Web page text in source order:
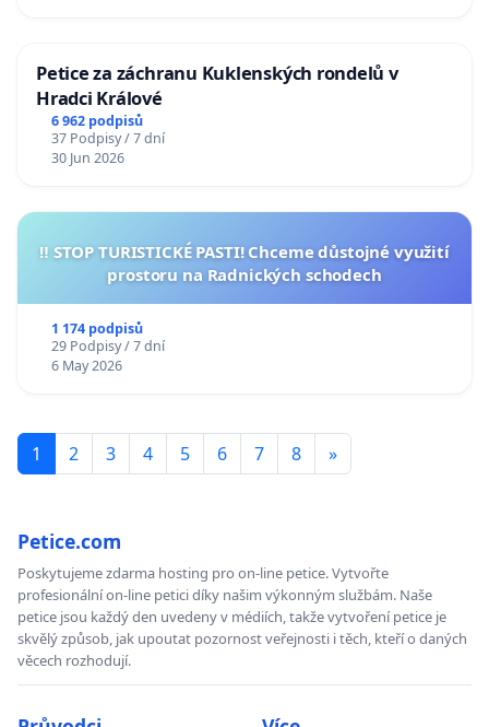
Petice za záchranu Kuklenských rondelů v
Hradci Králové
6 962 podpisů
37 Podpisy / 7 dní
30 Jun 2026
‼️ STOP TURISTICKÉ PASTI! Chceme důstojné využití
prostoru na Radnických schodech
1 174 podpisů
29 Podpisy / 7 dní
6 May 2026
1 2 3 4 5 6 7 8 »
Petice.com
Poskytujeme zdarma hosting pro on-line petice. Vytvořte
profesionální on-line petici díky našim výkonným službám. Naše
petice jsou každý den uvedeny v médiích, takže vytvoření petice je
skvělý způsob, jak upoutat pozornost veřejnosti i těch, kteří o daných
věcech rozhodují.